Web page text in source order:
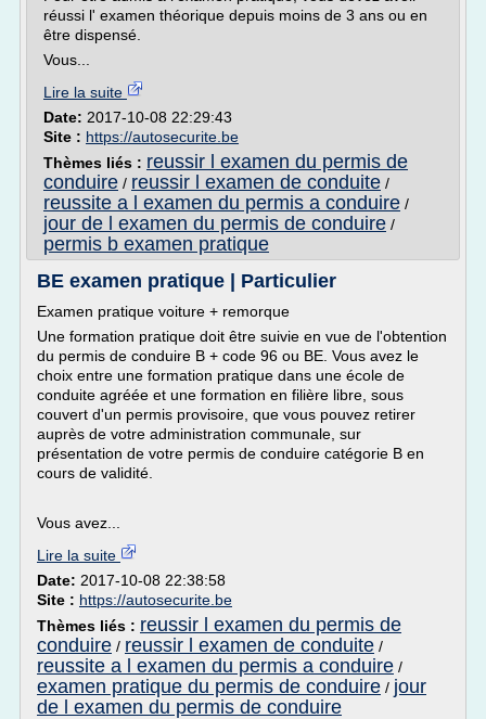
réussi l' examen théorique depuis moins de 3 ans ou en
être dispensé.
Vous...
Lire la suite
Date: 2017-10-08 22:29:43
Site : https://autosecurite.be
Thèmes liés : reussir l examen du permis de
conduire / reussir l examen de conduite /
reussite a l examen du permis a conduire /
jour de l examen du permis de conduire /
permis b examen pratique
BE examen pratique | Particulier
Examen pratique voiture + remorque
Une formation pratique doit être suivie en vue de l'obtention
du permis de conduire B + code 96 ou BE. Vous avez le
choix entre une formation pratique dans une école de
conduite agréée et une formation en filière libre, sous
couvert d'un permis provisoire, que vous pouvez retirer
auprès de votre administration communale, sur
présentation de votre permis de conduire catégorie B en
cours de validité.
Vous avez...
Lire la suite
Date: 2017-10-08 22:38:58
Site : https://autosecurite.be
Thèmes liés : reussir l examen du permis de
conduire / reussir l examen de conduite /
reussite a l examen du permis a conduire /
examen pratique du permis de conduire / jour
de l examen du permis de conduire